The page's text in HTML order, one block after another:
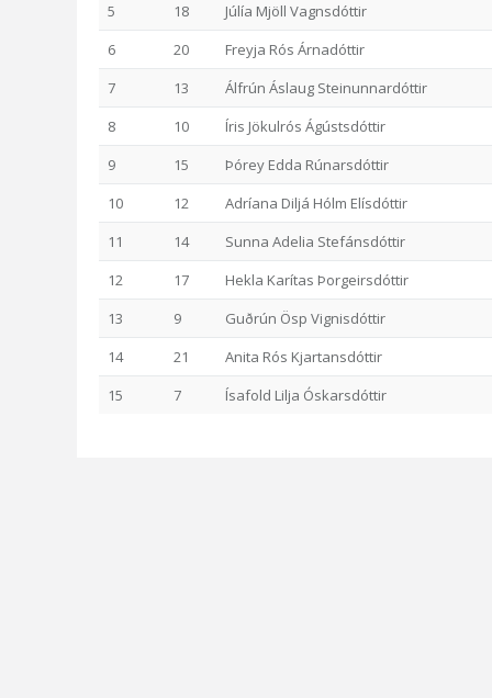
5
18
Júlía Mjöll Vagnsdóttir
6
20
Freyja Rós Árnadóttir
7
13
Álfrún Áslaug Steinunnardóttir
8
10
Íris Jökulrós Ágústsdóttir
9
15
Þórey Edda Rúnarsdóttir
10
12
Adríana Diljá Hólm Elísdóttir
11
14
Sunna Adelia Stefánsdóttir
12
17
Hekla Karítas Þorgeirsdóttir
13
9
Guðrún Ösp Vignisdóttir
14
21
Anita Rós Kjartansdóttir
15
7 Ísafold Lilja Óskarsdóttir